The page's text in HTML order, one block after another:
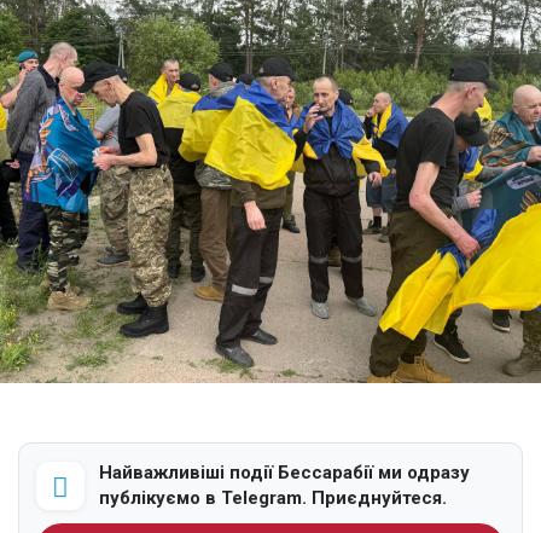
Найважливіші події Бессарабії ми одразу
публікуємо в Telegram. Приєднуйтеся.